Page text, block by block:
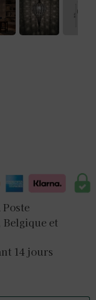
Poste
Belgique et
14 jours